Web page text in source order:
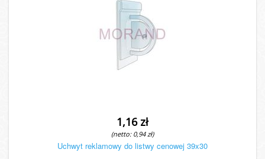
1,16 zł
(netto: 0,94 zł)
Uchwyt reklamowy do listwy cenowej 39x30